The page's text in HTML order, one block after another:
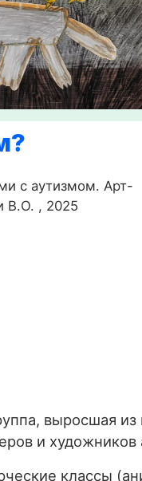
с аутизмом. Арт-
В.О. , 2025
выросшая из
и художников
классы